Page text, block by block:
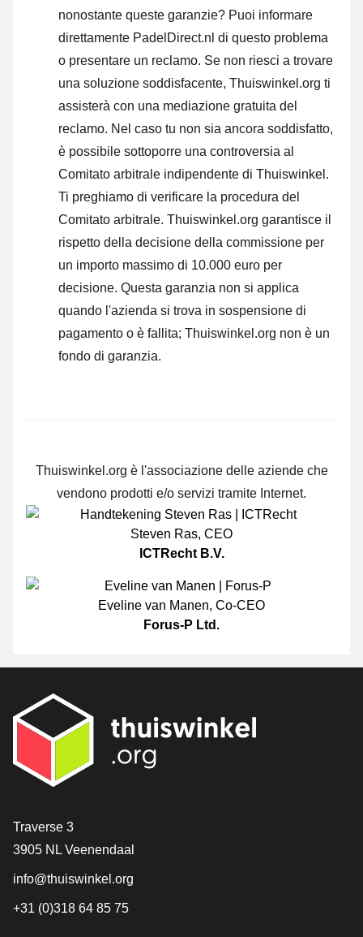
nonostante queste garanzie? Puoi informare
direttamente PadelDirect.nl di questo problema
o presentare un reclamo. Se non riesci a trovare
una soluzione soddisfacente, Thuiswinkel.org ti
assisterà con una mediazione gratuita del
reclamo. Nel caso tu non sia ancora soddisfatto,
è possibile sottoporre una controversia al
Comitato arbitrale indipendente di Thuiswinkel.
Ti preghiamo di verificare la procedura del
Comitato arbitrale. Thuiswinkel.org garantisce il
rispetto della decisione della commissione per
un importo massimo di 10.000 euro per
decisione. Questa garanzia non si applica
quando l'azienda si trova in sospensione di
pagamento o è fallita; Thuiswinkel.org non è un
fondo di garanzia.
Thuiswinkel.org è l'associazione delle aziende che
vendono prodotti e/o servizi tramite Internet.
Steven Ras, CEO
ICTRecht B.V.
Eveline van Manen, Co-CEO
Forus-P Ltd.
[_General:Contact]
Traverse 3
3905 NL Veenendaal
info@thuiswinkel.org
+31 (0)318 64 85 75